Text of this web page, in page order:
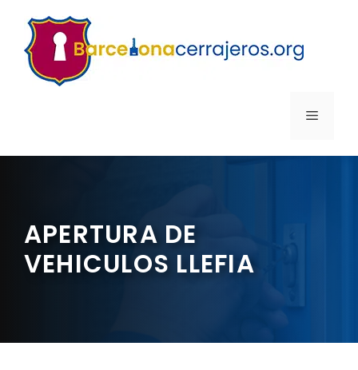
contenido
MENÚ
APERTURA DE
VEHICULOS LLEFIA